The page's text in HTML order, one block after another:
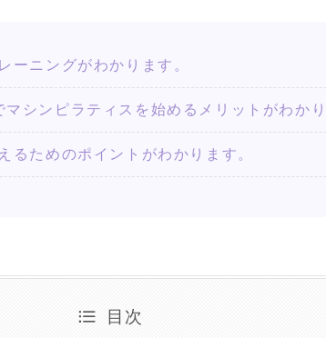
ーニングがわかります。
シンピラティスを始めるメリットがわかり
るためのポイントがわかります。
目次